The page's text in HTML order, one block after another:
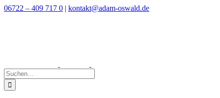
Zum
06722 – 409 717 0 | kontakt@adam-oswald.de
Suche
nach: